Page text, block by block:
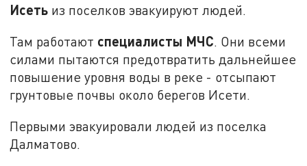
Исеть из поселков эвакуируют людей.
Там работают специалисты МЧС. Они всеми
силами пытаются предотвратить дальнейшее
повышение уровня воды в реке - отсыпают
грунтовые почвы около берегов Исети.
Первыми эвакуировали людей из поселка
Далматово.